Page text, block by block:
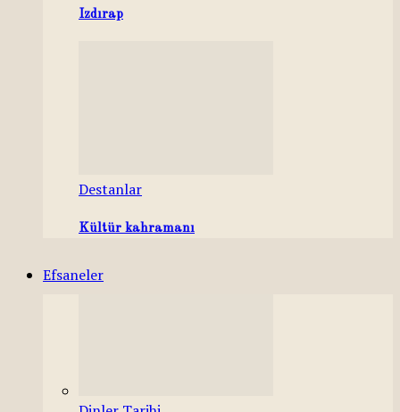
Izdırap
Destanlar
Kültür kahramanı
Efsaneler